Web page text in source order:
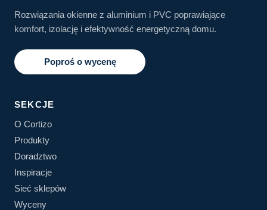
Rozwiązania okienne z aluminium i PVC poprawiające
komfort, izolację i efektywność energetyczną domu.
Poproś o wycenę
SEKCJE
O Cortizo
Produkty
Doradztwo
Inspiracje
Sieć sklepów
Wyceny